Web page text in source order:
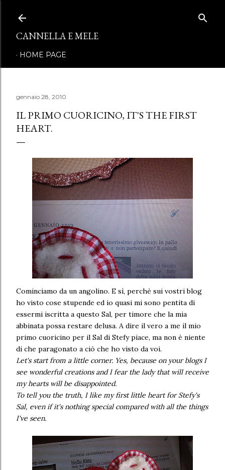
CANNELLA E MELE
HOME PAGE
gennaio 28, 2010
IL PRIMO CUORICINO, IT'S THE FIRST
HEART.
Cominciamo da un angolino. E sì, perchè sui vostri blog
ho visto cose stupende ed io quasi mi sono pentita di
essermi iscritta a questo Sal, per timore che la mia
abbinata possa restare delusa. A dire il vero a me il mio
primo cuoricino per il Sal di Stefy piace, ma non è niente
di che paragonato a ciò che ho visto da voi.
Let's start from a little corner. Yes, because on your blogs I
see wonderful creations and I fear the lady that will receive
my hearts will be disappointed.
To tell you the truth, I like my first little heart for Stefy's
Sal, even if it's nothing special compared with all the things
I've seen.